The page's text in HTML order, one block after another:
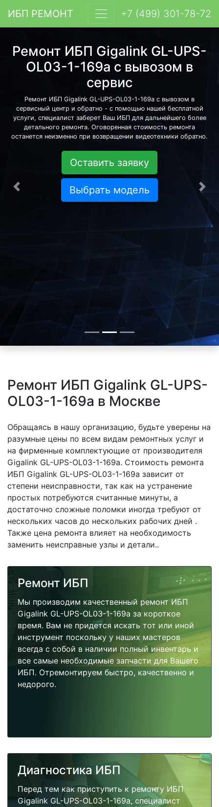
ИБП РЕМОНТ +7 (499) 301-78-72
Ремонт ИБП Gigalink GL-UPS-
OL03-1-169a с вывозом в
сервис
Ремонт ИБП Gigalink GL-UPS-OL03-1-169a с вывозом в
сервисный центр и обратно - с помощью нашей бесплатной
услуги, специалист заберет Ваш ИБП для дальнейшего более
детального ремонта. Оговоренная стоимость ремонта
останется неизменно при возвращении видеотехники обратно.
Оставить заявку
Выбрать модель
Предыдущая
Ремонт ИБП Gigalink GL-UPS-
OL03-1-169a в Москве
Обращаясь в нашу организацию, будьте уверены на
разумные цены по всем видам ремонтных услуг и
на фирменные комплектующие от производителя
Gigalink GL-UPS-OL03-1-169a. Стоимость ремонта
ИБП Gigalink GL-UPS-OL03-1-169a зависит от
степени неисправности, так как на устранение
простых потребуются считанные минуты, а
достаточно сложные поломки иногда требуют от
нескольких часов до нескольких рабочих дней .
Также цена ремонта влияет на необходимость
заменить неисправные узлы и детали..
Ремонт ИБП
Мы производим качественный ремонт ИБП
Gigalink GL-UPS-OL03-1-169a за короткое
время. Вам не придется искать тот или иной
инструмент поскольку у наших мастеров
всегда с собой в наличии полный инвентарь и
все самые необходимые запчасти для Вашего
ИБП. Отремонтируем быстро, качественно и
недорого.
Диагностика ИБП
Перед тем как приступить к ремонту ИБП
Gigalink GL-UPS-OL03-1-169a, специалист